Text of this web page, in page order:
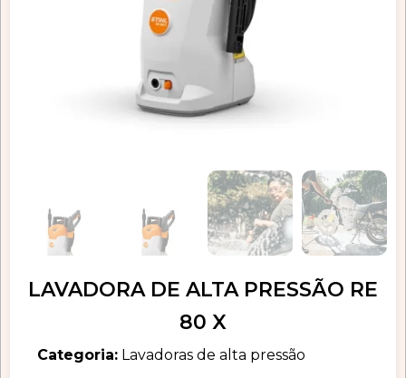
LAVADORA DE ALTA PRESSÃO RE
80 X
Categoria: Lavadoras de alta pressão